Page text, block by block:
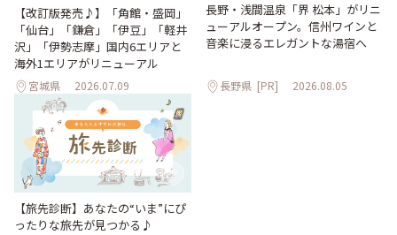
【改訂版発売♪】「角館・盛岡」
「仙台」「鎌倉」「伊豆」「軽井
沢」「伊勢志摩」国内6エリアと
海外1エリアがリニューアル
宮城県 2026.07.09
長野・浅間温泉「界 松本」がリニ
ューアルオープン。信州ワインと
音楽に浸るエレガントな湯宿へ
長野県 [PR] 2026.08.05
【旅先診断】あなたの“いま”にぴ
ったりな旅先が見つかる♪